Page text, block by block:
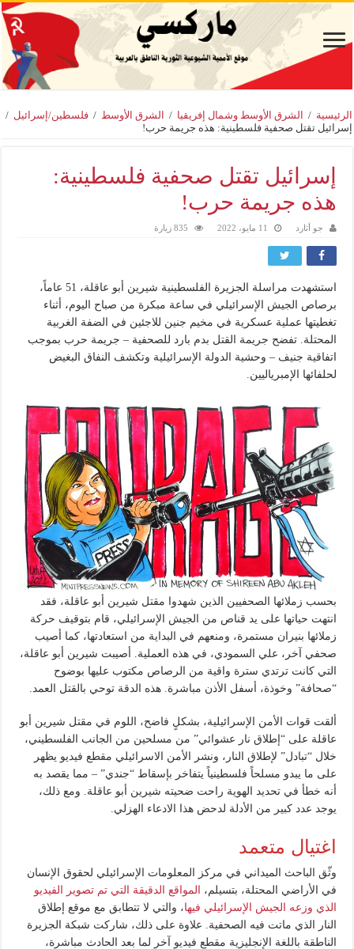
الرئيسية / الشرق الأوسط وشمال إفريقيا / الشرق الأوسط / فلسطين/إسرائيل /
إسرائيل تقتل صحفية فلسطينية: هذه جريمة حرب!
إسرائيل تقتل صحفية فلسطينية:
هذه جريمة حرب!
جو أتارد 11 مايو، 2022 835 زيارة
استشهدت مراسلة الجزيرة الفلسطينية شيرين أبو عاقلة، 51 عاماً،
برصاص الجيش الإسرائيلي في ساعة مبكرة من صباح اليوم، أثناء
تغطيتها عملية عسكرية في مخيم جنين للاجئين في الضفة الغربية
المحتلة. تفضح جريمة القتل بدم بارد للصحفية – جريمة حرب بموجب
اتفاقية جنيف – وحشية الدولة الإسرائيلية وتكشف النفاق البغيض
لحلفائها الإمبرياليين.
بحسب زملائها الصحفيين الذين شهدوا مقتل شيرين أبو عاقلة، فقد
انتهت حياتها على يد قناص من الجيش الإسرائيلي، قام بتوقيف حركة
زملائها بنيران مستمرة، ومنعهم في البداية من استعادتها، كما أصيب
صحفي آخر، علي السمودي، في هذه العملية. أصيبت شيرين أبو عاقلة،
التي كانت ترتدي سترة واقية من الرصاص مكتوب عليها بوضوح
“صحافة” وخوذة، أسفل الأذن مباشرة. هذه الدقة توحي بالقتل العمد.
ألقت قوات الأمن الإسرائيلية، بشكلٍ فاضح، اللوم في مقتل شيرين أبو
عاقلة على “إطلاق نار عشوائي” من مسلحين من الجانب الفلسطيني،
خلال “تبادل” لإطلاق النار، ونشر الأمن الاسرائيلي مقطع فيديو يظهر
على ما يبدو مسلحاً فلسطينياً يتفاخر بإسقاط “جندي” – مما يقصد به
أنه خطأ في تحديد الهوية راحت ضحيته شيرين أبو عاقلة. ومع ذلك،
يوجد عدد كبير من الأدلة لدحض هذا الادعاء الهزلي.
اغتيال متعمد
وثّق الباحث الميداني في مركز المعلومات الإسرائيلي لحقوق الإنسان
في الأراضي المحتلة، بتسيلم،
المواقع الدقيقة التي تم تصوير الفيديو
الذي وزعه الجيش الإسرائيلي فيها، والتي لا تتطابق مع موقع إطلاق
النار الذي ماتت فيه الصحفية. علاوة على ذلك، شاركت شبكة الجزيرة
الناطقة باللغة الإنجليزية مقطع فيديو آخر لما بعد الحادث مباشرة،